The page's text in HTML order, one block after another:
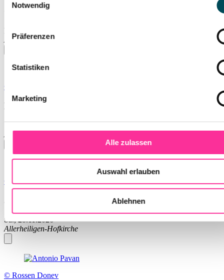
Notwendig
Präferenzen
Statistiken
Marketing
Alle zulassen
Auswahl erlauben
Ablehnen
Claudio Constantini
Fr., 20.11.2026
Allerheiligen-Hofkirche
© Frank Lübke
MARTINES · PONCE · BEETHOVEN
Allerheiligen-Hofkirche
© Matthias Eimer
Sa., 28.11.2026
Allerheiligen-Hofkirche
© Rossen Donev